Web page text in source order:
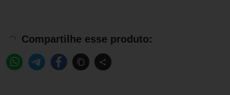
Compartilhe esse produto: